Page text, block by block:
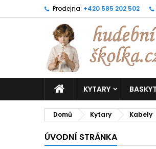
Prodejna: +420 585 202 502
KYTARY
Domů Kytary Kabely
ÚVODNÍ STRÁNKA